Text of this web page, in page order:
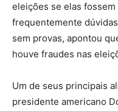
eleições se elas fossem
frequentemente
sem provas, apontou
houve fraudes nas
Um de seus principais
presidente americano